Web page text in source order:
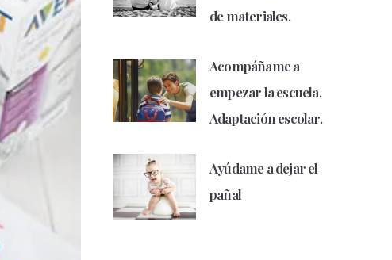
de materiales.
Acompáñame a
empezar la escuela.
Adaptación escolar.
Ayúdame a dejar el
pañal